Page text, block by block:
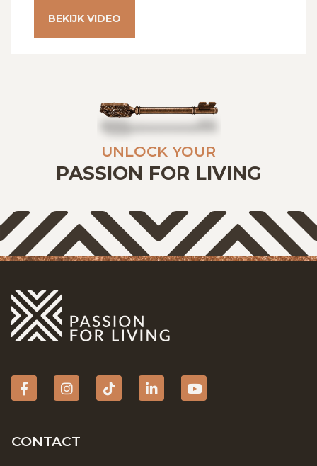
BEKIJK VIDEO
UNLOCK YOUR
PASSION FOR LIVING
FacebookInstagram
tiktokLinkedinYouTube
CONTACT